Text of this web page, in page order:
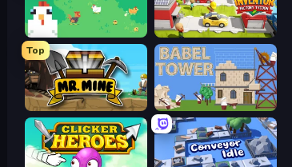
The MachinEGG Idle Inventor
Top
Mr. Mine Babel Tower